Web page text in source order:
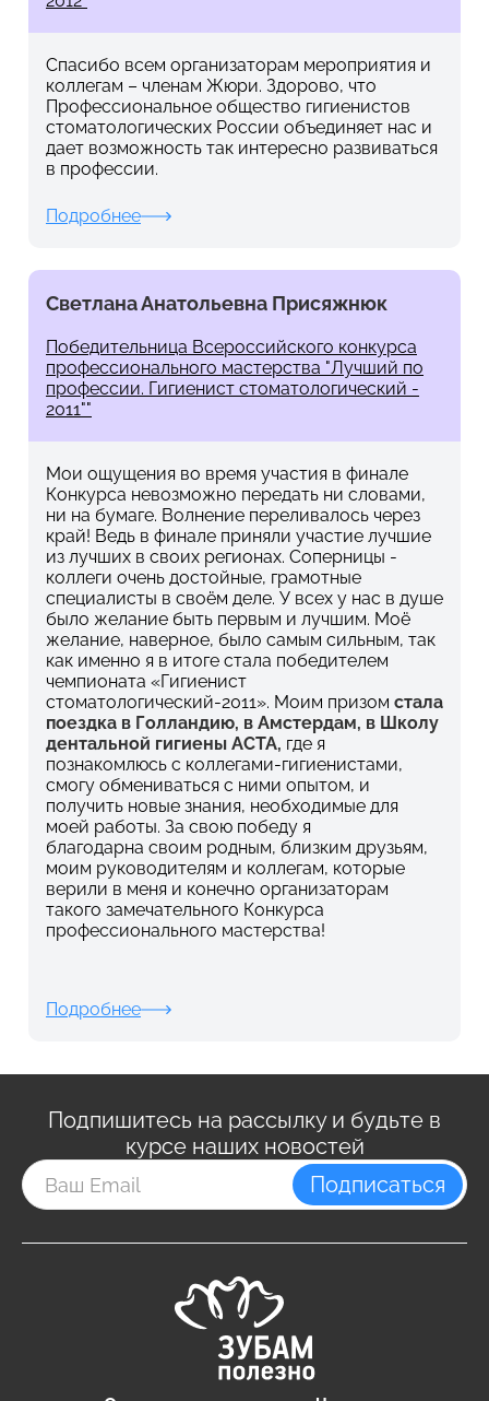
Спасибо всем организаторам мероприятия и
коллегам – членам Жюри. Здорово, что
Профессиональное общество гигиенистов
стоматологических России объединяет нас и
дает возможность так интересно развиваться
в профессии.
Подробнее
Светлана Анатольевна Присяжнюк
Победительница Всероссийского конкурса
профессионального мастерства "Лучший по
профессии. Гигиенист стоматологический -
2011""
Мои ощущения во время участия в финале
Конкурса невозможно передать ни словами,
ни на бумаге. Волнение переливалось через
край! Ведь в финале приняли участие лучшие
из лучших в своих регионах. Соперницы -
коллеги очень достойные, грамотные
специалисты в своём деле. У всех у нас в душе
было желание быть первым и лучшим. Моё
желание, наверное, было самым сильным, так
как именно я в итоге стала победителем
чемпионата «Гигиенист
стоматологический-2011». Моим призом стала
поездка в Голландию, в Амстердам, в Школу
дентальной гигиены ACTA, где я
познакомлюсь с коллегами-гигиенистами,
смогу обмениваться с ними опытом, и
получить новые знания, необходимые для
моей работы. За свою победу я
благодарна своим родным, близким друзьям,
моим руководителям и коллегам, которые
верили в меня и конечно организаторам
такого замечательного Конкурса
профессионального мастерства!
Подробнее
Подпишитесь на рассылку и будьте в
курсе наших новостей
Подписаться